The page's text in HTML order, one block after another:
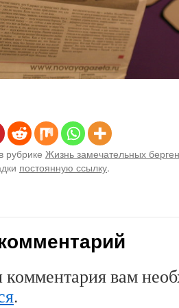
рубрике Жизнь замечательных
постоянную ссылку.
комментария вам
.